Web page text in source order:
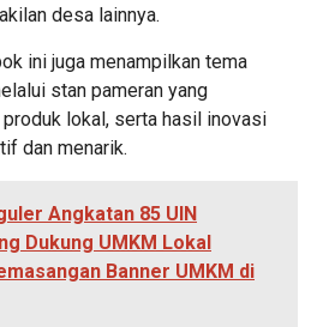
desa lainnya.
ini juga menampilkan tema
stan pameran yang
lokal, serta hasil inovasi
dan menarik.
Angkatan 85 UIN
Dukung UMKM Lokal
Banner UMKM di